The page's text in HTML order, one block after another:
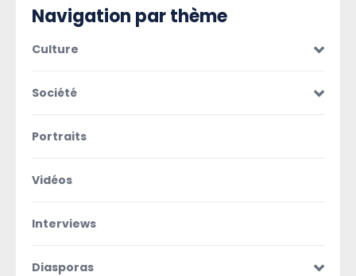
Navigation par thème
Culture
Société
Portraits
Vidéos
Interviews
Diasporas